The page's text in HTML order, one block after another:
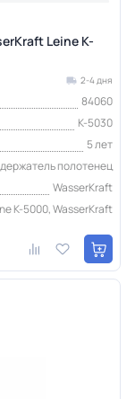
Leine K-
2-4 дня
84060
K-5030
5 лет
держатель полотенец
WasserKraft
K-5000, WasserKraft